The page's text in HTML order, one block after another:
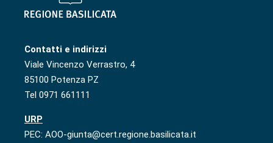
Contatti e indirizzi
Viale Vincenzo Verrastro, 4
85100 Potenza PZ
Tel 0971 661111
URP
PEC: AOO-giunta@cert.regione.basilicata.it